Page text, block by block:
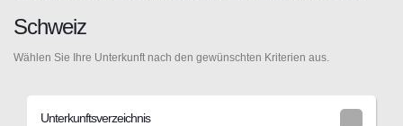
Schweiz
Wählen Sie Ihre Unterkunft nach den gewünschten Kriterien aus.
Unterkunftsverzeichnis